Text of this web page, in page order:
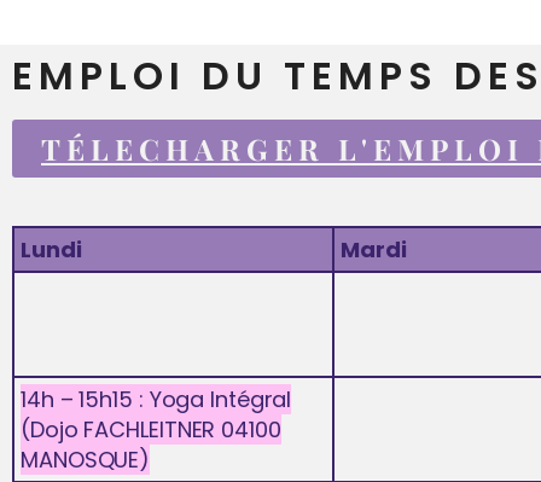
EMPLOI DU TEMPS
TÉLECHARGER L'EMPLOI
Lundi Mardi
14h – 15h15 : Yoga Intégral
(Dojo FACHLEITNER 04100
MANOSQUE)